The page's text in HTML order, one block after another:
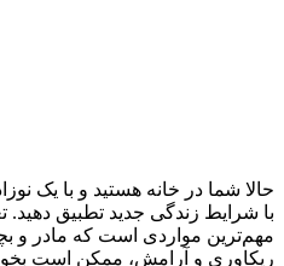
حالا شما در خانه هستید و با یک
با شرایط زندگی جدید تطبیق دهید.
مهم‌ترین مواردی است که مادر و
ریکاوری و آرامش، ممکن است